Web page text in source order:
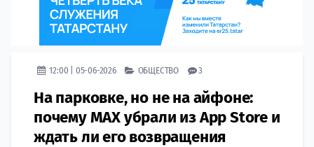
12:00 | 05-06-2026 ОБЩЕСТВО 3
На парковке, но не на айфоне:
почему MAX убрали из App Store и
ждать ли его возвращения